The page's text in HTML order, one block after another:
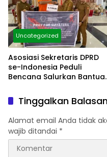
Uncategorized
Asosiasi Sekretaris DPRD
se-Indonesia Peduli
Bencana Salurkan Bantua
Tinggalkan
Alamat email Anda tidak
wajib ditandai *